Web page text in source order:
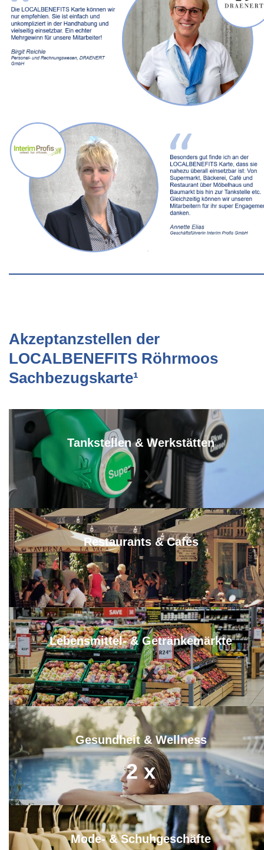
Akzeptanzstellen der
LOCALBENEFITS Röhrmoos
Sachbezugskarte¹
Tankstellen & Werkstätten
1 x
Restaurants & Cafés
2 x
Lebensmittel- & Getränkemärkte
2 x
Gesundheit & Wellness
2 x
Mode- & Schuhgeschäfte